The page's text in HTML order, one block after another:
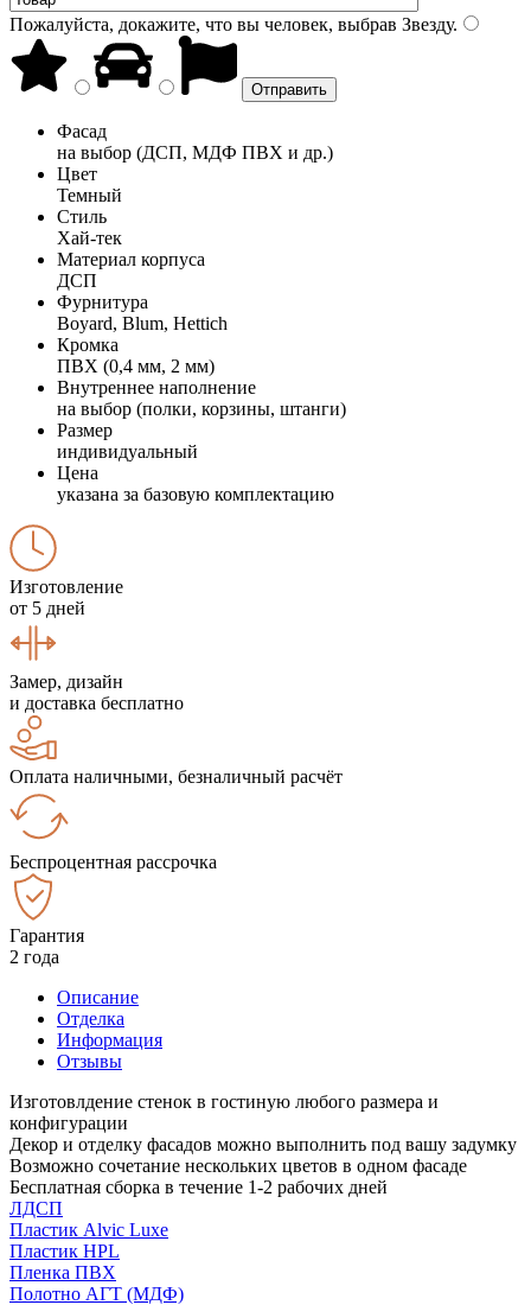
Пожалуйста, докажите, что вы человек, выбрав Звезду.
Фасад
на выбор (ДСП, МДФ ПВХ и др.)
Цвет
Темный
Стиль
Хай-тек
Материал корпуса
ДСП
Фурнитура
Boyard, Blum, Hettich
Кромка
ПВХ (0,4 мм, 2 мм)
Внутреннее наполнение
на выбор (полки, корзины, штанги)
Размер
индивидуальный
Цена
указана за базовую комплектацию
Изготовление
от 5 дней
Замер, дизайн
и доставка бесплатно
Оплата наличными, безналичный расчёт
Беспроцентная рассрочка
Гарантия
2 года
Описание
Отделка
Информация
Отзывы
Изготовлдение стенок в гостиную любого размера и
конфигурации
Декор и отделку фасадов можно выполнить под вашу задумку
Возможно сочетание нескольких цветов в одном фасаде
Бесплатная сборка в течение 1-2 рабочих дней
ЛДСП
Пластик Alvic Luxe
Пластик HPL
Пленка ПВХ
Полотно АГТ (МДФ)